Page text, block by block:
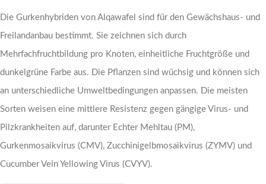
Die Gurkenhybriden von Alqawafel sind für den Gewächshaus- und
Freilandanbau bestimmt. Sie zeichnen sich durch
Mehrfachfruchtbildung pro Knoten, einheitliche Fruchtgröße und
dunkelgrüne Farbe aus. Die Pflanzen sind wüchsig und können sich
an unterschiedliche Umweltbedingungen anpassen. Die meisten
Sorten weisen eine mittlere Resistenz gegen gängige Virus- und
Pilzkrankheiten auf, darunter Echter Mehltau (PM),
Gurkenmosaikvirus (CMV), Zucchinigelbmosaikvirus (ZYMV) und
Cucumber Vein Yellowing Virus (CVYV).